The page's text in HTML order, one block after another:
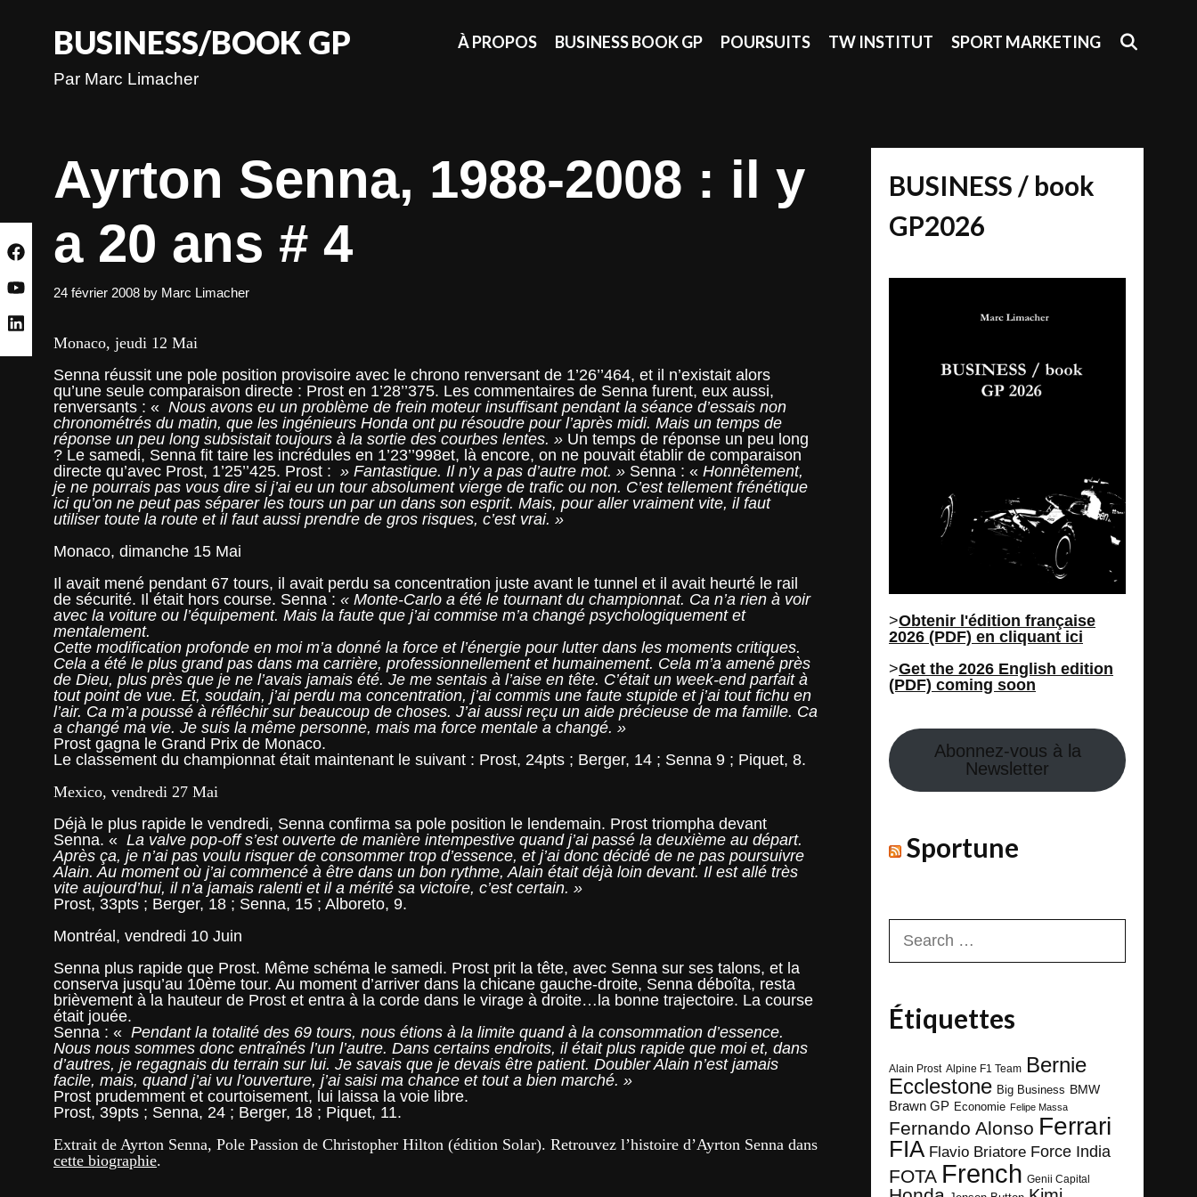
BUSINESS/BOOK GP
Par Marc Limacher
À PROPOS BUSINESS BOOK GP POURSUITS TW INSTITUT SPORT MARKETING
Ayrton Senna, 1988-2008 : il y
a 20 ans # 4
24 février 2008 by Marc Limacher
Monaco, jeudi 12 Mai
Senna réussit une pole position provisoire avec le chrono renversant de 1’26’’464, et il n’existait alors
qu’une seule comparaison directe : Prost en 1’28’’375. Les commentaires de Senna furent, eux aussi,
renversants : « Nous avons eu un problème de frein moteur insuffisant pendant la séance d’essais non
chronométrés du matin, que les ingénieurs Honda ont pu résoudre pour l’après midi. Mais un temps de
réponse un peu long subsistait toujours à la sortie des courbes lentes. » Un temps de réponse un peu long
? Le samedi, Senna fit taire les incrédules en 1’23’’998et, là encore, on ne pouvait établir de comparaison
directe qu’avec Prost, 1’25’’425. Prost : » Fantastique. Il n’y a pas d’autre mot. » Senna : « Honnêtement,
je ne pourrais pas vous dire si j’ai eu un tour absolument vierge de trafic ou non. C’est tellement frénétique
ici qu’on ne peut pas séparer les tours un par un dans son esprit. Mais, pour aller vraiment vite, il faut
utiliser toute la route et il faut aussi prendre de gros risques, c’est vrai. »
Monaco, dimanche 15 Mai
Il avait mené pendant 67 tours, il avait perdu sa concentration juste avant le tunnel et il avait heurté le rail
de sécurité. Il était hors course. Senna : « Monte-Carlo a été le tournant du championnat. Ca n’a rien à voir
avec la voiture ou l’équipement. Mais la faute que j’ai commise m’a changé psychologiquement et
mentalement.
Cette modification profonde en moi m’a donné la force et l’énergie pour lutter dans les moments critiques.
Cela a été le plus grand pas dans ma carrière, professionnellement et humainement. Cela m’a amené près
de Dieu, plus près que je ne l’avais jamais été. Je me sentais à l’aise en tête. C’était un week-end parfait à
tout point de vue. Et, soudain, j’ai perdu ma concentration, j’ai commis une faute stupide et j’ai tout fichu en
l’air. Ca m’a poussé à réfléchir sur beaucoup de choses. J’ai aussi reçu un aide précieuse de ma famille. Ca
a changé ma vie. Je suis la même personne, mais ma force mentale a changé. »
Prost gagna le Grand Prix de Monaco.
Le classement du championnat était maintenant le suivant : Prost, 24pts ; Berger, 14 ; Senna 9 ; Piquet, 8.
Mexico, vendredi 27 Mai
Déjà le plus rapide le vendredi, Senna confirma sa pole position le lendemain. Prost triompha devant
Senna. « La valve pop-off s’est ouverte de manière intempestive quand j’ai passé la deuxième au départ.
Après ça, je n’ai pas voulu risquer de consommer trop d’essence, et j’ai donc décidé de ne pas poursuivre
Alain. Au moment où j’ai commencé à être dans un bon rythme, Alain était déjà loin devant. Il est allé très
vite aujourd’hui, il n’a jamais ralenti et il a mérité sa victoire, c’est certain. »
Prost, 33pts ; Berger, 18 ; Senna, 15 ; Alboreto, 9.
Montréal, vendredi 10 Juin
Senna plus rapide que Prost. Même schéma le samedi. Prost prit la tête, avec Senna sur ses talons, et la
conserva jusqu’au 10ème tour. Au moment d’arriver dans la chicane gauche-droite, Senna déboîta, resta
brièvement à la hauteur de Prost et entra à la corde dans le virage à droite…la bonne trajectoire. La course
était jouée.
Senna : « Pendant la totalité des 69 tours, nous étions à la limite quand à la consommation d’essence.
Nous nous sommes donc entraînés l’un l’autre. Dans certains endroits, il était plus rapide que moi et, dans
d’autres, je regagnais du terrain sur lui. Je savais que je devais être patient. Doubler Alain n’est jamais
facile, mais, quand j’ai vu l’ouverture, j’ai saisi ma chance et tout a bien marché. »
Prost prudemment et courtoisement, lui laissa la voie libre.
Prost, 39pts ; Senna, 24 ; Berger, 18 ; Piquet, 11.
Extrait de Ayrton Senna, Pole Passion de Christopher Hilton (édition Solar). Retrouvez l’histoire d’Ayrton Senna dans
cette biographie.
BUSINESS / book
GP2026
>Obtenir l'édition française
2026 (PDF) en cliquant ici
>Get the 2026 English edition
(PDF) coming soon
Abonnez-vous à la
Newsletter
Sportune
Search
for:
Étiquettes
Alain Prost Alpine F1 Team Bernie
Ecclestone Big Business BMW
Brawn GP Economie Felipe Massa
Fernando Alonso Ferrari
FIA Flavio Briatore Force India
FOTA French Genii Capital